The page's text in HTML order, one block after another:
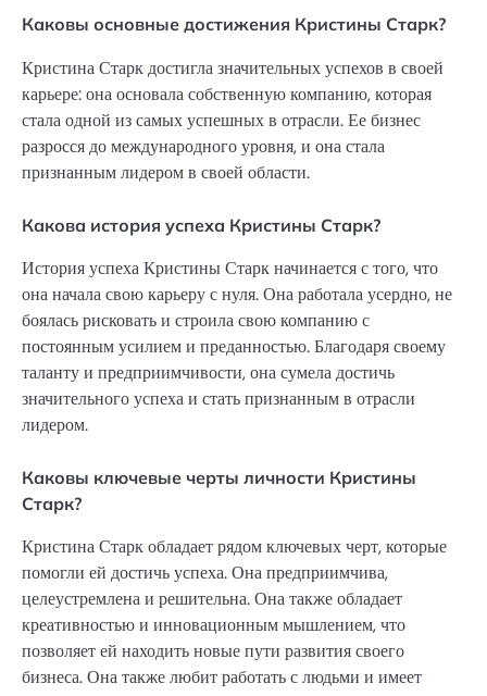
Каковы основные достижения Кристины Старк?
Кристина Старк достигла значительных успехов в своей
карьере: она основала собственную компанию, которая
стала одной из самых успешных в отрасли. Ее бизнес
разросся до международного уровня, и она стала
признанным лидером в своей области.
Какова история успеха Кристины Старк?
История успеха Кристины Старк начинается с того, что
она начала свою карьеру с нуля. Она работала усердно, не
боялась рисковать и строила свою компанию с
постоянным усилием и преданностью. Благодаря своему
таланту и предприимчивости, она сумела достичь
значительного успеха и стать признанным в отрасли
лидером.
Каковы ключевые черты личности Кристины
Старк?
Кристина Старк обладает рядом ключевых черт, которые
помогли ей достичь успеха. Она предприимчива,
целеустремлена и решительна. Она также обладает
креативностью и инновационным мышлением, что
позволяет ей находить новые пути развития своего
бизнеса. Она также любит работать с людьми и имеет